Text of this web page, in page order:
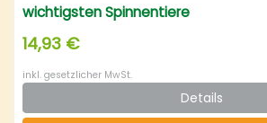
wichtigsten Spinnentiere
14,93 €
inkl. gesetzlicher MwSt.
Details